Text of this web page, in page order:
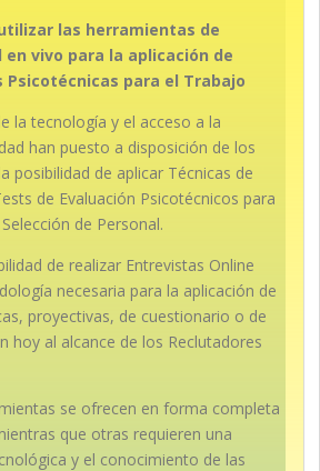
las herramientas de
vivo para la aplicación de
Psicotécnicas para el Trabajo
la tecnología y el acceso a la
han puesto a disposición de los
posibilidad de aplicar Técnicas de
de Evaluación Psicotécnicos para
de Personal.
de realizar Entrevistas Online
necesaria para la aplicación de
proyectivas, de cuestionario o de
hoy al alcance de los Reclutadores
se ofrecen en forma completa
que otras requieren una
y el conocimiento de las